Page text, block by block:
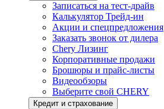
Записаться на тест-драйв
Калькулятор Трейд-ин
Акции и спецпредложения
Заказать звонок от дилера
Chery Лизинг
Корпоративные продажи
Брошюры и прайс-листы
Видеообзоры
Выберите свой CHERY
Кредит и страхование